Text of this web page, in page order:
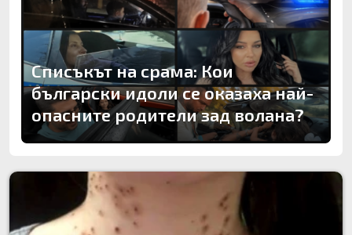
Списъкът на срама: Кои
български идоли се оказаха най-
опасните родители зад волана?